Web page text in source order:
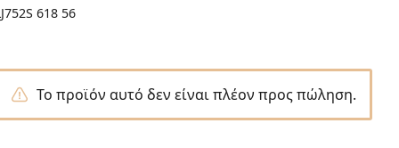
618 56
Το προϊόν αυτό δεν είναι πλέον προς πώληση.